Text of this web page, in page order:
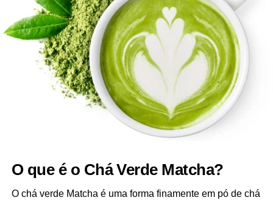
O que é o Chá Verde Matcha?
O chá verde Matcha é uma forma finamente em pó de chá